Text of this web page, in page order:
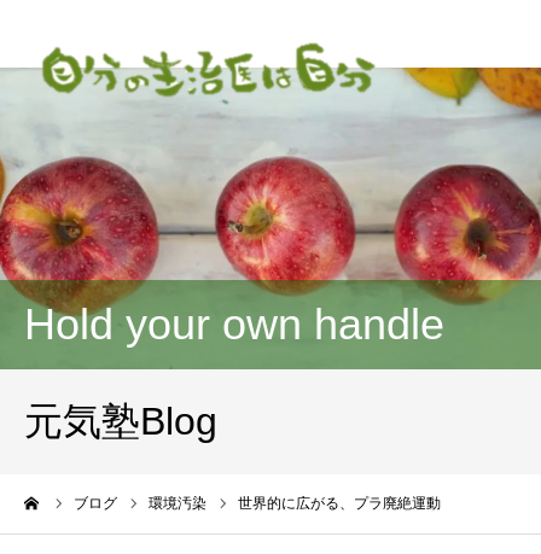
Hold your own handle
元気塾Blog
ブログ 環境汚染 世界的に広がる、プラ廃絶運動